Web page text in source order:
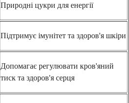
Природні цукри для енергії
Підтримує імунітет та здоров'я шкіри
Допомагає регулювати кров'яний
тиск та здоров'я серця